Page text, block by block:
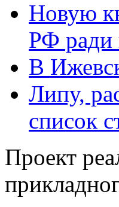
Новую
РФ ради
В
Липу,
список
Проект